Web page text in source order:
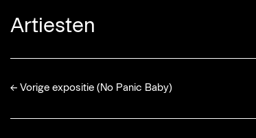
Artiesten
← Vorige expositie (No Panic Baby)